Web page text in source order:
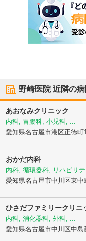
野崎医院近隣の病
あおなみクリニック
内科, 胃腸科, 小児科, ...
愛知県名古屋市港区正徳町
おかだ内科
内科, 循環器科, リハビリ
愛知県名古屋市中川区東中
ひさだファミリークリニ
内科, 消化器科, 外科, ...
愛知県名古屋市中川区中島